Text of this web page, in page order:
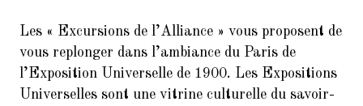
(samedi 10/9/2022)
3.
Dans le cadre de la Semaine de la
langue française et de la
Francophonie
Les « Excursions de l’Alliance » vous proposent de
vous replonger dans l’ambiance du Paris de
l’Exposition Universelle de 1900. Les Expositions
Universelles sont une vitrine culturelle du savoir-